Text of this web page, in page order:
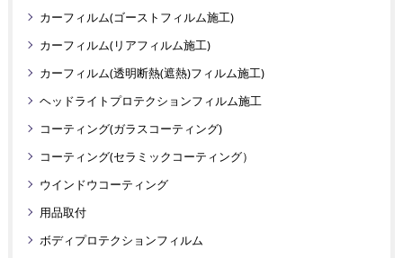
カーフィルム(ゴーストフィルム施工)
カーフィルム(リアフィルム施工)
カーフィルム(透明断熱(遮熱)フィルム施工)
ヘッドライトプロテクションフィルム施工
コーティング(ガラスコーティング)
コーティング(セラミックコーティング）
ウインドウコーティング
用品取付
ボディプロテクションフィルム